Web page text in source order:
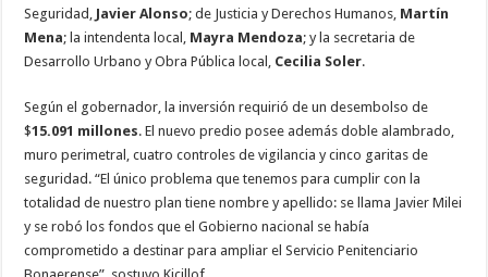
Seguridad, Javier Alonso; de Justicia y Derechos Humanos, Martín
Mena; la intendenta local, Mayra Mendoza; y la secretaria de
Desarrollo Urbano y Obra Pública local, Cecilia Soler.
Según el gobernador, la inversión requirió de un desembolso de
$15.091 millones. El nuevo predio posee además doble alambrado,
muro perimetral, cuatro controles de vigilancia y cinco garitas de
seguridad. “El único problema que tenemos para cumplir con la
totalidad de nuestro plan tiene nombre y apellido: se llama Javier Milei
y se robó los fondos que el Gobierno nacional se había
comprometido a destinar para ampliar el Servicio Penitenciario